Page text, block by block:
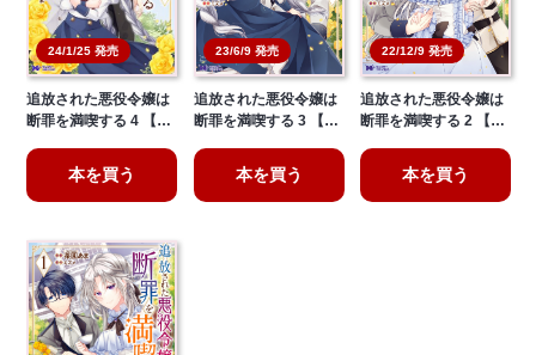
24/1/25 発売
追放された悪役令嬢は
断罪を満喫する 4 【…
本を買う
23/6/9 発売
追放された悪役令嬢は
断罪を満喫する 3 【…
本を買う
22/12/9 発売
追放された悪役令嬢は
断罪を満喫する 2 【…
本を買う